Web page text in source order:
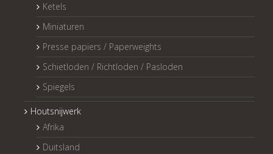
Ketels
Miniaturen
Presse papiers / Paperweights
Schietloden / Richtloden / Pasloden
Spiegels
Houtsnijwerk
Afrika
Duitsland